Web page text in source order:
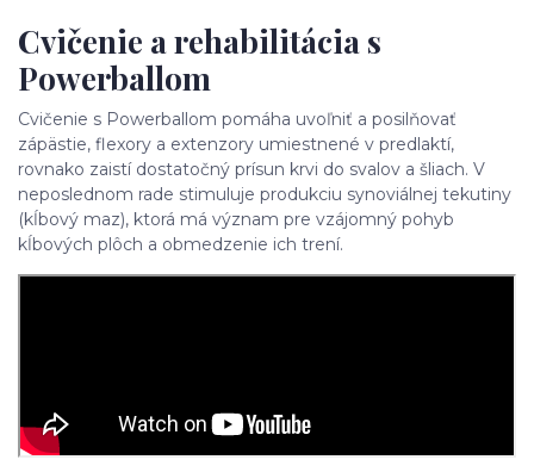
Cvičenie a rehabilitácia s
Powerballom
Cvičenie s Powerballom pomáha uvoľniť a posilňovať
zápästie, flexory a extenzory umiestnené v predlaktí,
rovnako zaistí dostatočný prísun krvi do svalov a šliach. V
neposlednom rade stimuluje produkciu synoviálnej tekutiny
(kĺbový maz), ktorá má význam pre vzájomný pohyb
kĺbových plôch a obmedzenie ich trení.